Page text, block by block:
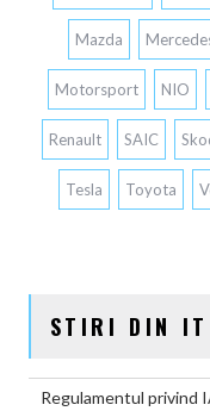
Mazda
Motorsport NIO
Renault SAIC
Tesla Toyota
STIRI DIN IT
Regulamentul privind